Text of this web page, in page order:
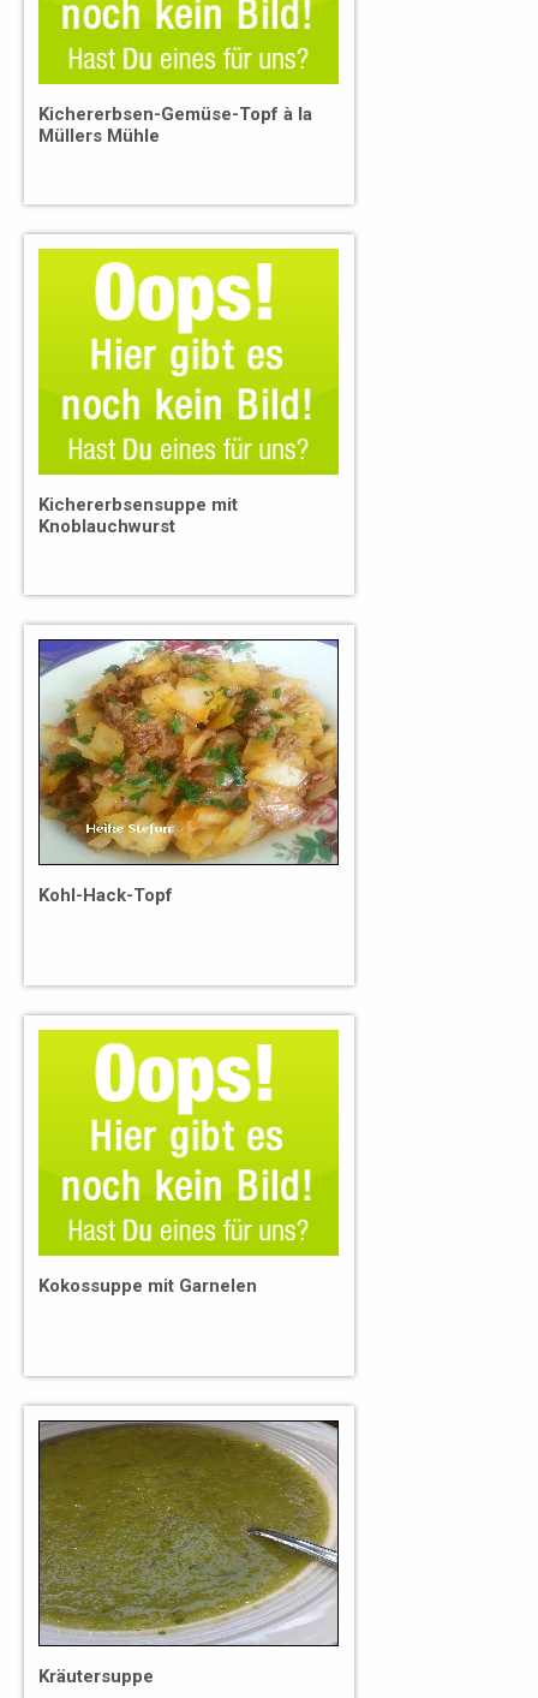
Kichererbsen-Gemüse-Topf à la
Müllers Mühle
Kichererbsensuppe mit
Knoblauchwurst
Kohl-Hack-Topf
Kokossuppe mit Garnelen
Kräutersuppe